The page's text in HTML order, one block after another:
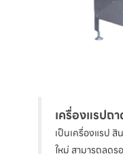
เครื่องแรปถ
เป็นเครื่องแรป
ใหม่ สามารถลด